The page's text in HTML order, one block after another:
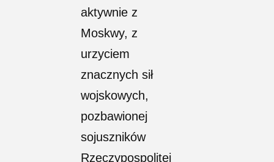
aktywnie z
Moskwy, z
urzyciem
znacznych sił
wojskowych,
pozbawionej
sojuszników
Rzeczypospolitej